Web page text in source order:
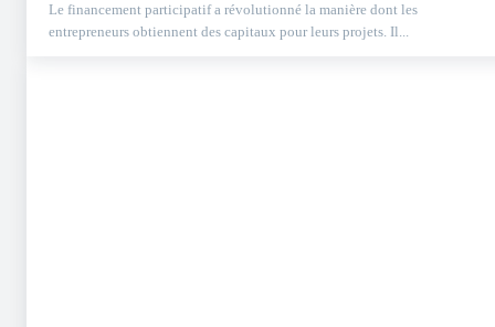
Le financement participatif a révolutionné la manière dont les
entrepreneurs obtiennent des capitaux pour leurs projets. Il...